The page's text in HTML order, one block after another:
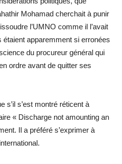
Mohamad cherchait à punir
l’UMNO comme il l’avait
apparemment si erronées
du procureur général qui
ordre avant de quitter ses
s’il s’est montré réticent à
« Discharge not amounting an
Il a préféré s’exprimer à